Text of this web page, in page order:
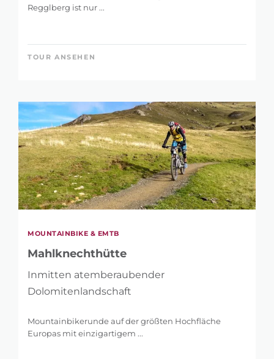
Regglberg ist nur ...
TOUR ANSEHEN
MOUNTAINBIKE & EMTB
Mahlknechthütte
Inmitten atemberaubender
Dolomitenlandschaft
Mountainbikerunde auf der größten Hochfläche
Europas mit einzigartigem ...